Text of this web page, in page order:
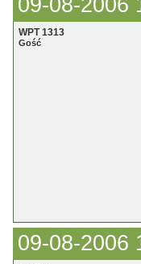
09-08-2006
WPT 1313
Gość
09-08-2006